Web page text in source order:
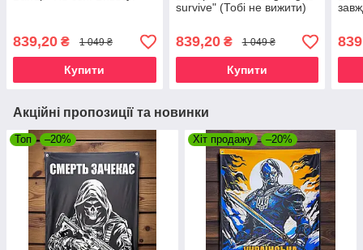
839,20 ₴ 1 049 ₴
Купити
survive" (Тобі не вижити)
839,20₴ 1 049 ₴
Купити
Акційні пропозиції та новинки
Топ –20% Хіт продажу –20%